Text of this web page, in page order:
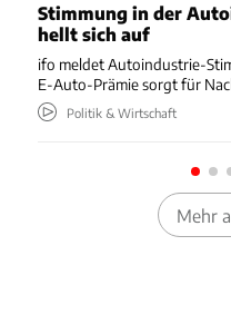
Stimmung in der
hellt sich auf
ifo meldet Autoindustrie-
E-Auto-Prämie sorgt für
Politik & Wirtschaft
Mehr